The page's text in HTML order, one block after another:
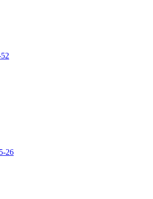
26